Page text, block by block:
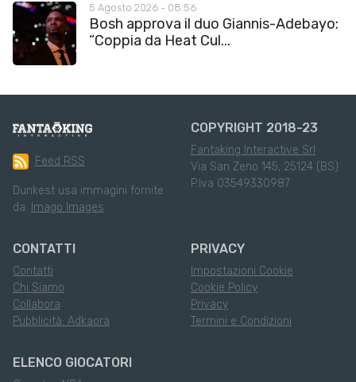
5 Agosto 2026 - 08:56
Bosh approva il duo Giannis-Adebayo:
“Coppia da Heat Cul...
Feed RSS
Dunkest usa immagini fornite
da: Imago Images
COPYRIGHT 2018-23
Fantaking Interactive Srl
Via San Zeno 145, 25124 (BS)
P.Iva 03549330987
CONTATTI
Contatti
Chi Siamo
Collabora
Pubblicità: Adkaora
PRIVACY
Impostazioni Cookie
Cookie Policy
Privacy
Termini e Condizioni
ELENCO GIOCATORI